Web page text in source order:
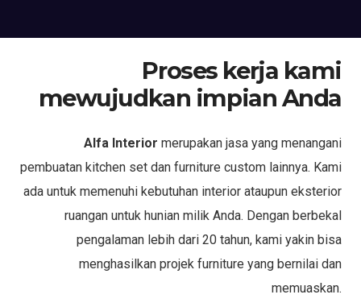
Proses kerja kami
mewujudkan impian Anda
Alfa Interior merupakan jasa yang menangani
pembuatan kitchen set dan furniture custom lainnya. Kami
ada untuk memenuhi kebutuhan interior ataupun eksterior
ruangan untuk hunian milik Anda. Dengan berbekal
pengalaman lebih dari 20 tahun, kami yakin bisa
menghasilkan projek furniture yang bernilai dan
memuaskan.